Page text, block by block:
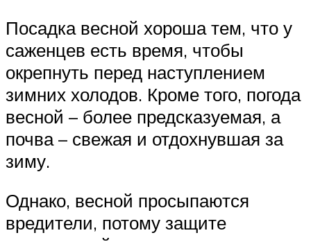
Посадка весной хороша тем, что у
саженцев есть время, чтобы
окрепнуть перед наступлением
зимних холодов. Кроме того, погода
весной – более предсказуемая, а
почва – свежая и отдохнувшая за
зиму.
Однако, весной просыпаются
вредители, потому защите